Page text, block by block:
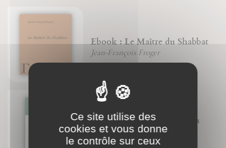
Ebook : Le Maître du Shabbat
Jean-François Froger
Énigmes & commentaire du
Livre de Jonas
Christian (Père) Wyler
Ce site utilise des
cookies et vous donne
le contrôle sur ceux